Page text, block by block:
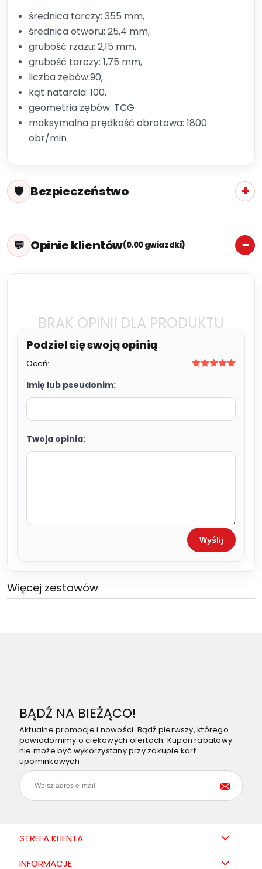
średnica tarczy: 355 mm,
średnica otworu: 25,4 mm,
grubość rzazu: 2,15 mm,
grubość tarczy: 1,75 mm,
liczba zębów:90,
kąt natarcia: 100,
geometria zębów: TCG
maksymalna prędkość obrotowa: 1800
obr/min
Bezpieczeństwo
Opinie klientów(0.00 gwiazdki)
BRAK OPINII DLA PRODUKTU
Oceń:
Imię lub pseudonim:
Twoja opinia:
Wyślij
Więcej zestawów
BĄDŹ NA BIEŻĄCO!
Aktualne promocje i nowości. Bądź pierwszy, którego
powiadomimy o ciekawych ofertach. Kupon rabatowy
nie może być wykorzystany przy zakupie kart
upominkowych
STREFA KLIENTA
INFORMACJE